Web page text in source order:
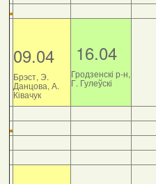
09.04
Брэст, Э.
Данцова, А.
Ківачук
16.04
Гродзенскі р-н,
Г. Гулеўскі